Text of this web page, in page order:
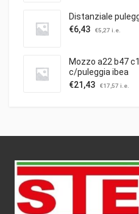
Distanziale
€6,43 €5,27 i.e.
Mozzo a22 b47
c/puleggia ibea
€21,43 €17,57 i.e.